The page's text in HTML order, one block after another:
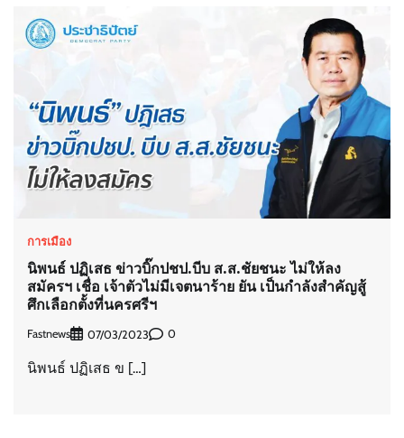
การเมือง
นิพนธ์ ปฏิเสธ ข่าวบิ๊กปชป.บีบ ส.ส.ชัยชนะ ไม่ให้ลง
สมัครฯ เชื่อ เจ้าตัวไม่มีเจตนาร้าย ยัน เป็นกำลังสำคัญสู้
ศึกเลือกตั้งที่นครศรีฯ
Fastnews 07/03/2023 0
นิพนธ์ ปฏิเสธ ข […]